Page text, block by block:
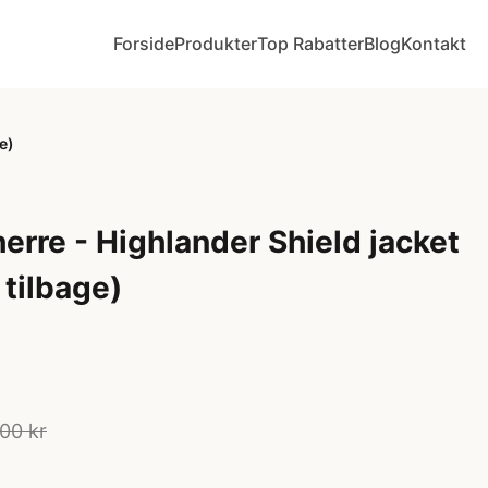
ForsideProdukterTop RabatterBlogKontakt
- Highlander Shield jacket
tilbage)
kr